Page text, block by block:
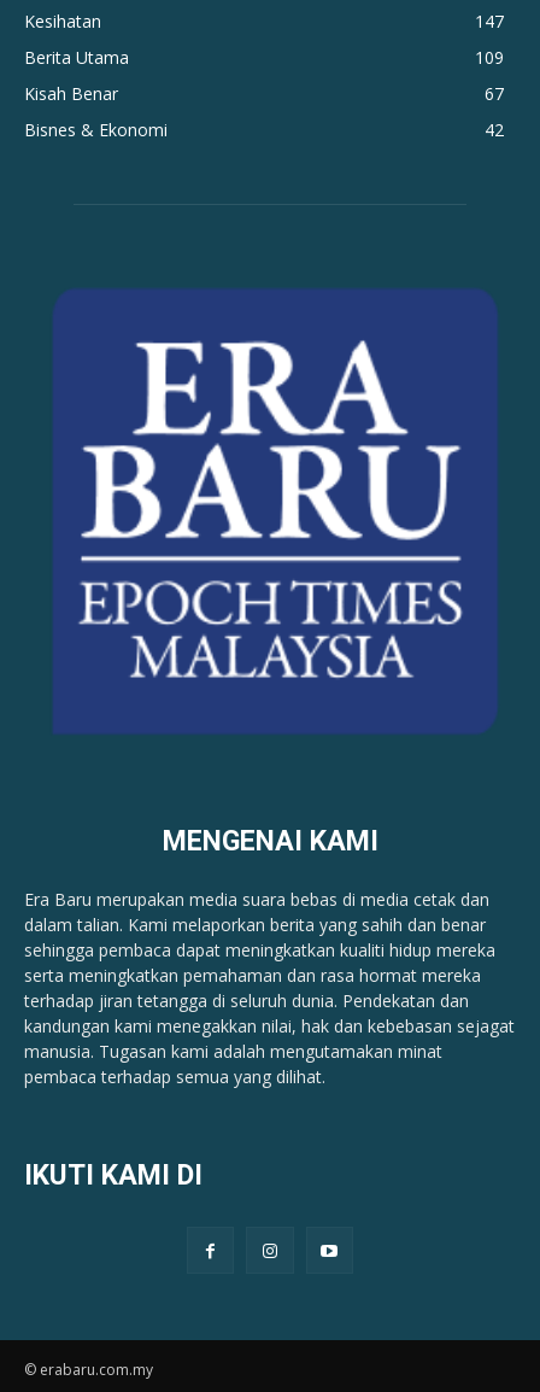
Kesihatan
147
Berita Utama
109
Kisah Benar
67
Bisnes & Ekonomi
42
MENGENAI KAMI
Era Baru merupakan media suara bebas di media cetak dan
dalam talian. Kami melaporkan berita yang sahih dan benar ​​
sehingga pembaca dapat meningkatkan kualiti hidup mereka
serta meningkatkan pemahaman dan rasa hormat mereka
terhadap jiran tetangga di seluruh dunia. Pendekatan dan
kandungan kami menegakkan nilai, hak dan kebebasan sejagat
manusia. Tugasan kami adalah mengutamakan minat
pembaca terhadap semua yang dilihat.
IKUTI KAMI DI
© erabaru.com.my